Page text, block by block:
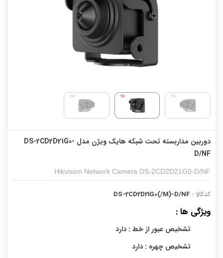
دوربین مداربسته تحت شبکه هایک ویژن مدل DS-2CD2D21G0-
D/NF
Hikvision Network Camera DS-2CD2D21G0-D/NF
کدکالا : DS-2CD2D21G0(/M)-D/NF
ویژگی ها :
تشخیص عبور از خط : دارد
تشخیص چهره : دارد